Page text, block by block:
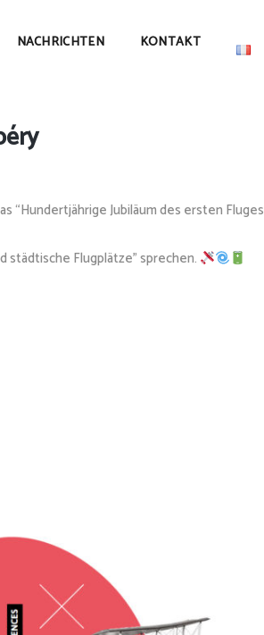
NACHRICHTEN KONTAKT
“Hundertjährige Jubiläum des ersten Fluges
Flugplätze” sprechen.